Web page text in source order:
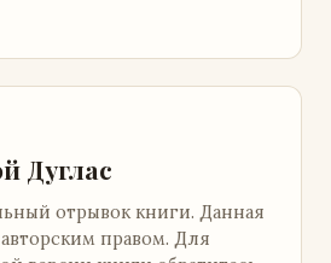
Дуглас
отрывок книги. Данная
правом. Для